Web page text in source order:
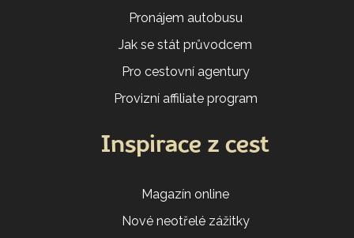
Pronájem autobusu
Jak se stát průvodcem
Pro cestovní agentury
Provizní affiliate program
Inspirace z cest
Magazín online
Nové neotřelé zážitky